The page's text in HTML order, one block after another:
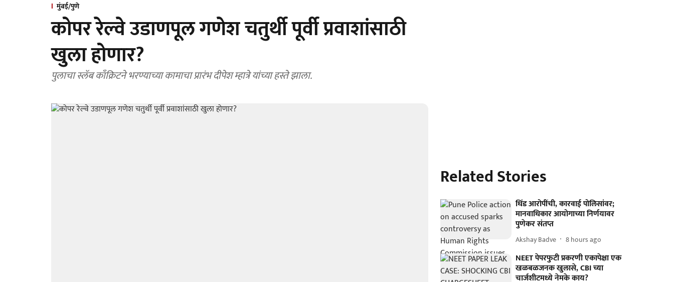
मुंबई/पुणे
कोपर रेल्वे उडाणपूल गणेश चतुर्थी पूर्वी प्रवाशांसाठी
खुला होणार?
पुलाचा स्लॅब काँक्रिटने भरण्याच्या कामाचा प्रारंभ दीपेश म्हात्रे यांच्या हस्ते झाला.
Related Stories
धिंड आरोपींची, कारवाई पोलिसांवर;
मानवाधिकार आयोगाच्या निर्णयावर
पुणेकर संतप्त
Akshay Badve 8 hours ago
NEET पेपरफुटी प्रकरणी एकापेक्षा एक
खळबळजनक खुलासे, CBI च्या
चार्जशीटमध्ये नेमके काय?